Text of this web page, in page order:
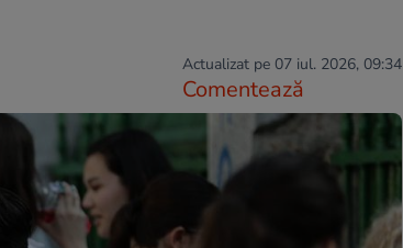
Actualizat pe 07 iul. 2026, 09:34
Comentează